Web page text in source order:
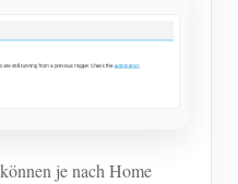
je nach Home